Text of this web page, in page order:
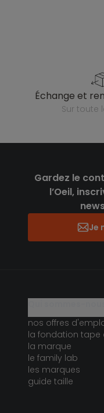
échange et
sur toute
Gardez le
l’Oeil,
Je
nos offres
la fondation tape
la marque
le family lab
les marques
guide taille